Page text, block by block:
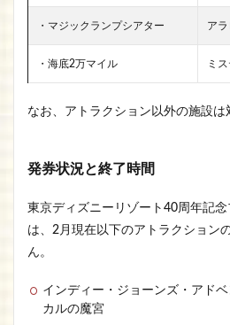
・マジックランプシアター ア
・海底2万マイル ミ
なお、アトラクション以外の施設は
発券状況と終了時間
東京ディズニーリゾート40周年記
は、2月現在以下のアトラクション
ん。
インディー・ジョーンズ・アド
カルの魔宮